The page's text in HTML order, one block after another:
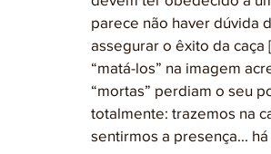
parece não haver dúvida
assegurar o êxito da
“matá-los” na imagem
“mortas” perdiam o seu
totalmente: trazemos na
sentirmos a presença...